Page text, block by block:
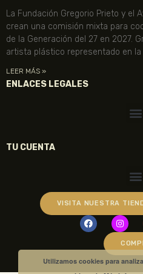
La Fundación Gregorio Prieto y el
crean una comisión mixta para
de la Generación del 27 en 2027.
artista plástico representado en la
LEER MÁS »
ENLACES LEGALES
TU CUENTA
VISITA NUESTRA
Utilizamos cookies para